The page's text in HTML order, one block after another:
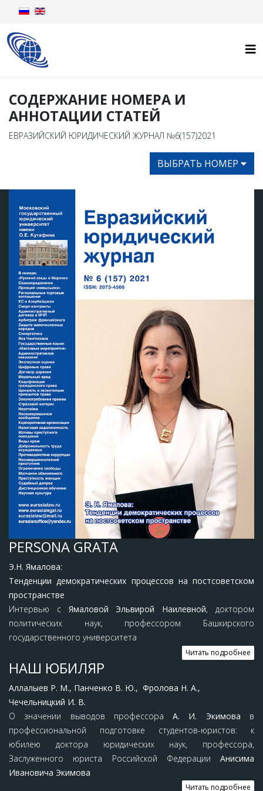
СОДЕРЖАНИЕ НОМЕРА И
АННОТАЦИИ СТАТЕЙ
ЕВРАЗИЙСКИЙ ЮРИДИЧЕСКИЙ ЖУРНАЛ №6(157)2021
ВЫБРАТЬ НОМЕР
PERSONA GRATA
Э.Н. Ямалова:
Тенденции демократических процессов на постсоветском
пространстве
Интервью с Ямаловой Эльвирой Наилевной, доктором
политических наук, профессором Башкирского
государственного университета
Читать подробнее
НАШ ЮБИЛЯР
Аллалыев Р. М., Панченко В. Ю., Фролова Н. А.,
Чечельницкий И. В.
О значении выводов профессора А. И. Экимова в
профессиональной подготовке студентов-юристов: к
юбилею доктора юридических наук, профессора,
Заслуженного юриста Российской Федерации Анисима
Ивановича Экимова
Читать подробнее